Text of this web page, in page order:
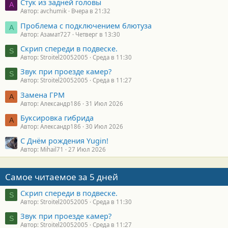
A Стук из задней головы
Автор: avchumik Вчера в 21:32
А Проблема с подключением блютуза
Автор: Азамат727 Четверг в 13:30
S Скрип спереди в подвеске.
Автор: Stroitel20052005 Среда в 11:30
S Звук при проезде камер?
Автор: Stroitel20052005 Среда в 11:27
А Замена ГРМ
Автор: Александр186 31 Июл 2026
А Буксировка гибрида
Автор: Александр186 30 Июл 2026
С Днём рождения Yugin!
Автор: Mihail71 27 Июл 2026
Самое читаемое за 5 дней
S Скрип спереди в подвеске.
Автор: Stroitel20052005 Среда в 11:30
S Звук при проезде камер?
Автор: Stroitel20052005 Среда в 11:27